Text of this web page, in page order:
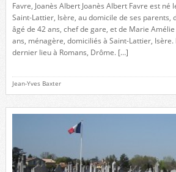
Favre, Joanès Albert Joanès Albert Favre est né
Saint-Lattier, Isère, au domicile de ses parents,
âgé de 42 ans, chef de gare, et de Marie
ans, ménagère, domiciliés à Saint-Lattier,
dernier lieu à Romans, Drôme. […]
Jean-Yves Baxter